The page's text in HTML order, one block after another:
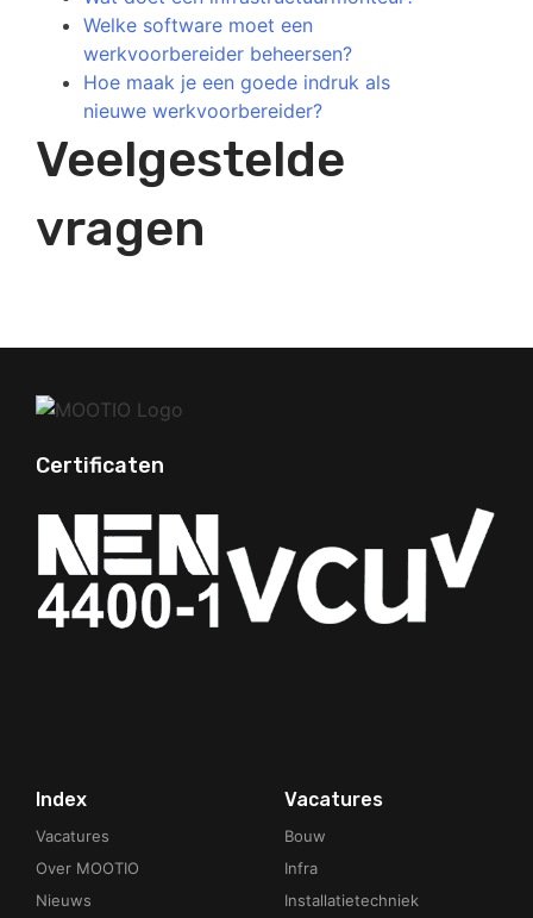
Welke software moet een
werkvoorbereider beheersen?
Hoe maak je een goede indruk als
nieuwe werkvoorbereider?
Veelgestelde
vragen
Certificaten
Index
Vacatures
Over MOOTIO
Nieuws
Vacatures
Bouw
Infra
Installatietechniek